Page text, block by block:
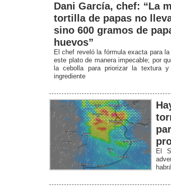
Dani García, chef: “La
tortilla de papas no
sino 600 gramos de
huevos”
El chef reveló la fórmula exacta para
este plato de manera impecable; por
la cebolla para priorizar la textura
ingrediente
El